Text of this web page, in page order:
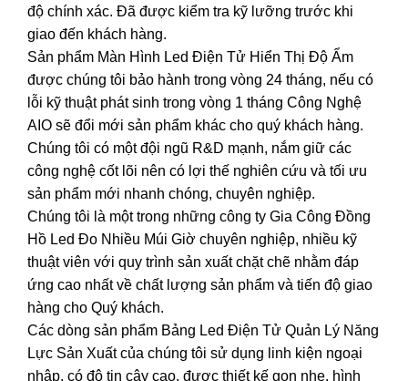
độ chính xác. Đã được kiểm tra kỹ lưỡng trước khi
giao đến khách hàng.
Sản phẩm Màn Hình Led Điện Tử Hiển Thị Độ Ẩm
được chúng tôi bảo hành trong vòng 24 tháng, nếu có
lỗi kỹ thuật phát sinh trong vòng 1 tháng Công Nghệ
AIO sẽ đổi mới sản phẩm khác cho quý khách hàng.
Chúng tôi có một đội ngũ R&D mạnh, nắm giữ các
công nghệ cốt lõi nên có lợi thế nghiên cứu và tối ưu
sản phẩm mới nhanh chóng, chuyên nghiệp.
Chúng tôi là một trong những công ty Gia Công Đồng
Hồ Led Đo Nhiều Múi Giờ chuyên nghiệp, nhiều kỹ
thuật viên với quy trình sản xuất chặt chẽ nhằm đáp
ứng cao nhất về chất lượng sản phẩm và tiến độ giao
hàng cho Quý khách.
Các dòng sản phẩm Bảng Led Điện Tử Quản Lý Năng
Lực Sản Xuất của chúng tôi sử dụng linh kiện ngoại
nhập, có độ tin cậy cao, được thiết kế gọn nhẹ, hình